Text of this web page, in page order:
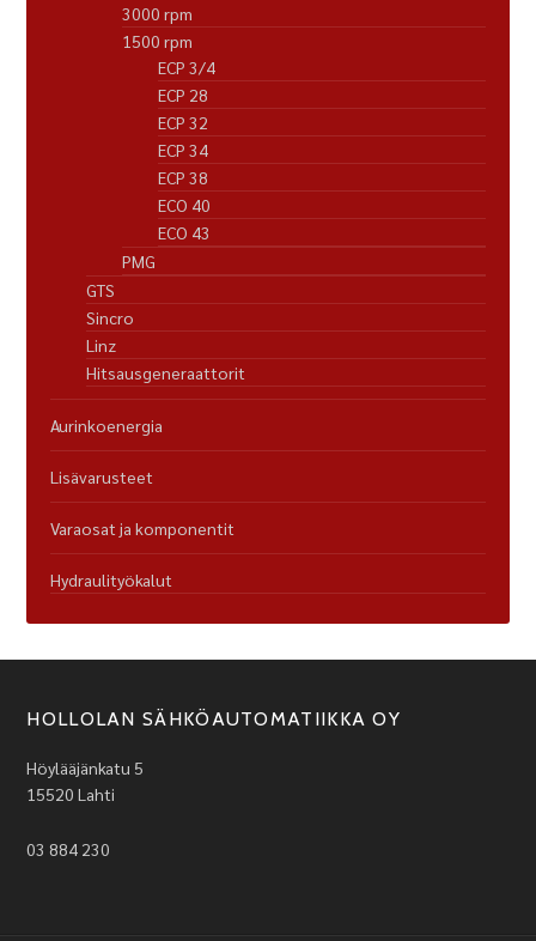
3000 rpm
1500 rpm
ECP 3/4
ECP 28
ECP 32
ECP 34
ECP 38
ECO 40
ECO 43
PMG
GTS
Sincro
Linz
Hitsausgeneraattorit
Aurinkoenergia
Lisävarusteet
Varaosat ja komponentit
Hydraulityökalut
HOLLOLAN SÄHKÖAUTOMATIIKKA OY
Höylääjänkatu 5
15520 Lahti
03 884 230